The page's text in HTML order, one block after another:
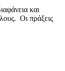
και
Οι πράξεις